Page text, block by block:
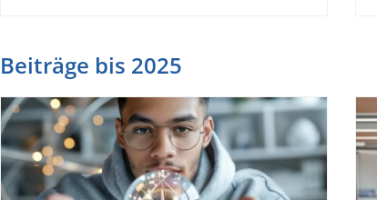
Beiträge bis 2025